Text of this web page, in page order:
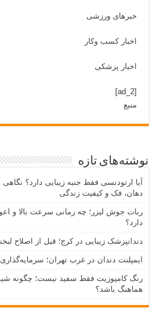
خبرهای ورزشی
اخبار کسب وکار
اخبار پزشکی
[ad_2]
منبع
نوشته‌های تازه
آیا ارتودنسی فقط جنبه زیبایی دارد؟
دهان، فک و کیفیت زندگی
ربات جوش لیزر؛ چه زمانی سرعت بالا و
دارد؟
دندانپزشک زیبایی در کرج؛ قبل از اصلاح
ایمپلنت دندان در غرب تهران؛ سرمایه‌گذاری
رنگ کامپوزیت فقط سفید نیست؛ چگونه
هماهنگ باشد؟